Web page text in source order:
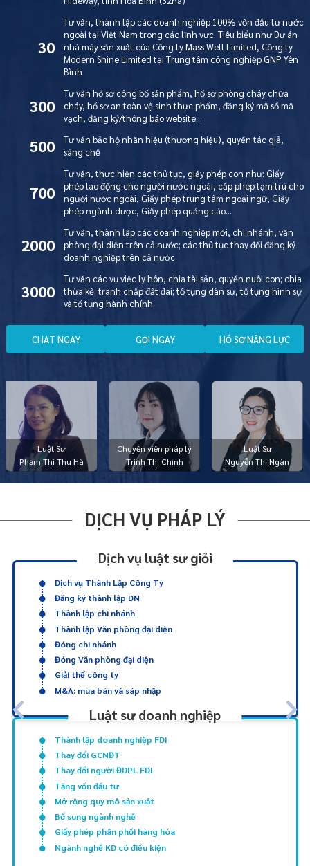
Luật Sư
Phạm Thị Thu Hà
Chuyên viên pháp lý
Trịnh Thị Chình
Luật Sư
Nguyễn Thị Ngàn
30
Tư vấn, thành lập các doanh nghiệp 100% vốn đầu tư nước
ngoài tại Việt Nam trong các lĩnh vực. Tiêu biểu như Dự án
nhà máy sản xuất của Công ty Mass Well Limited, Công ty
Modern Shine Limited tại Trung tâm công nghiệp GNP Yên
Bình
300
Tư vấn hồ sơ công bố sản phẩm, hồ sơ phòng cháy chữa
cháy, hồ sơ an toàn vệ sinh thực phẩm, đăng ký mã số mã
vạch, đăng ký/thông báo website…
500
Tư vấn bảo hộ nhãn hiệu (thương hiệu), quyền tác giả,
sáng chế
700
Tư vấn, thực hiện các thủ tục, giấy phép con như: Giấy
phép lao động cho người nước ngoài, cấp phép tạm trú cho
người nước ngoài, Giấy phép trung tâm ngoại ngữ, Giấy
phép ngành dược, Giấy phép quảng cáo…
2000
Tư vấn, thành lập các doanh nghiệp mới, chi nhánh, văn
phòng đại diện trên cả nước; các thủ tục thay đổi đăng ký
doanh nghiệp trên cả nước
3000
Tư vấn các vụ việc ly hôn, chia tài sản, quyền nuôi con; chia
thừa kế; tranh chấp đất đai; tố tụng dân sự, tố tụng hình sự
và tố tụng hành chính.
CHAT NGAY GỌI NGAY HỒ SƠ NĂNG LỰC
DỊCH VỤ PHÁP LÝ
Dịch vụ luật sư giỏi
Dịch vụ Thành Lập Công Ty
Đăng ký thành lập DN
Thành lập chi nhánh
Thành lập Văn phòng đại diện
Đóng chi nhánh
Đóng Văn phòng đại diện
Giải thể công ty
M&A: mua bán và sáp nhập
Luật sư doanh nghiệp
Thành lập doanh nghiệp FDI
Thay đổi GCNĐT
Thay đổi người ĐDPL FDI
Tăng vốn đầu tư
Mở rộng quy mô sản xuất
Bổ sung ngành nghề
Giấy phép phân phối hàng hóa
Ngành nghề KD có điều kiện